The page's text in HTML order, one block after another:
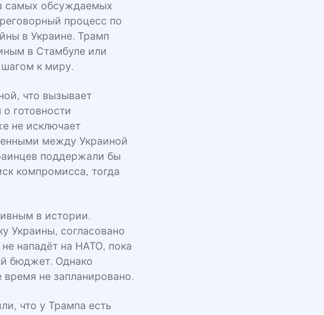
самых обсуждаемых
процесс по
в Украине. Трамп
в Стамбуле или
к миру.
что вызывает
готовности
не исключает
между Украиной
поддержали бы
компромисса, тогда
в истории.
Украины, согласовано
нападёт на НАТО, пока
бюджет. Однако
не запланировано.
что у Трампа есть